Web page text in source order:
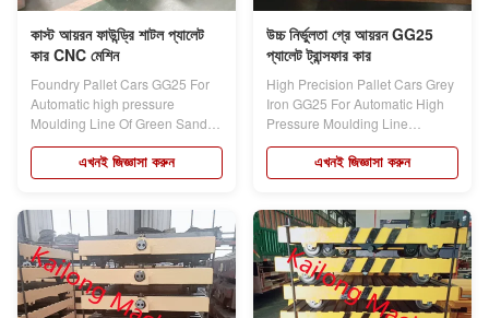
কাস্ট আয়রন ফাউন্ড্রি শাটল প্যালেট
কার CNC মেশিন
Foundry Pallet Cars GG25 For
Automatic high pressure
Moulding Line Of Green Sand
Products...
এখনই জিজ্ঞাসা করুন
উচ্চ নির্ভুলতা গ্রে আয়রন GG25
প্যালেট ট্রান্সফার কার
High Precision Pallet Cars Grey
Iron GG25 For Automatic High
Pressure Moulding Line
Products...
এখনই জিজ্ঞাসা করুন